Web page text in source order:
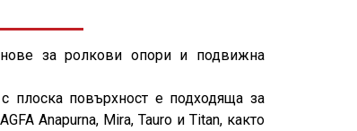
за ролкови опори и подвижна
плоска повърхност е подходяща за
Anapurna, Mira, Tauro и Titan, както